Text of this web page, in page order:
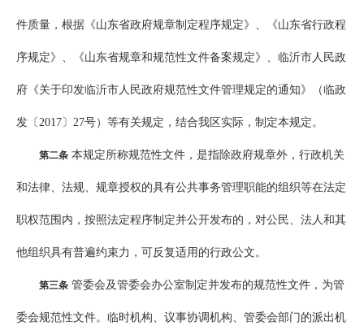
件质量，根据《山东省政府规章制定程序规定》、《山东省行政程
序规定》、《山东省规章和规范性文件备案规定》、临沂市人民政
府《关于印发临沂市人民政府规范性文件管理规定的通知》（临政
发〔2017〕27号）等有关规定，结合我区实际，制定本规定。
第二条 本规定所称规范性文件，是指除政府规章外，行政机关
和法律、法规、规章授权的具有公共事务管理职能的组织等在法定
职权范围内，按照法定程序制定并公开发布的，对公民、法人和其
他组织具有普遍约束力，可反复适用的行政公文。
第三条 管委会及管委会办公室制定并发布的规范性文件，为管
委会规范性文件。临时机构、议事协调机构、管委会部门的派出机